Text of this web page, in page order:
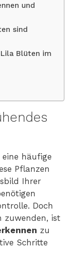
und
sind
Blüten im
eine häufige
Pflanzen
Ihrer
Doch
zuwenden, ist
zu
Schritte